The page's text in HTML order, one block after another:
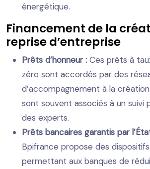
énergétique.
Financement de la
reprise d’entreprise
Prêts d’honneur : Ces prêts à
zéro sont accordés par des
d’accompagnement à la création
sont souvent associés à un suivi
des experts.
Prêts bancaires garantis par
Bpifrance propose des
permettant aux banques de